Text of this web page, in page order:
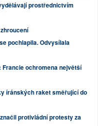
prostřednictvím
pochlapila. Odvysílala
ochromena největší
íránských raket směřující do
protivládní protesty za